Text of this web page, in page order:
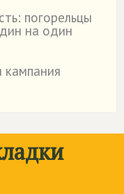
погорельцы
на один